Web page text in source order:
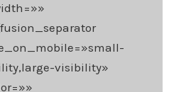
visibility»